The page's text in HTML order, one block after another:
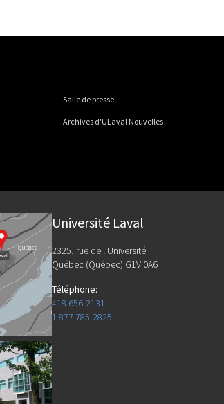
Salle de presse
Archives d'ULaval Nouvelles
Université Laval
2325, rue de l'Université
Québec (Québec) G1V 0A6
Téléphone:
418 656-2131
1 877 785-2825